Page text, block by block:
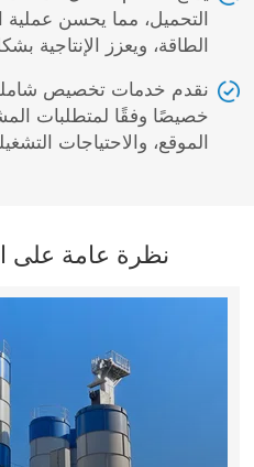
التحميل، مما يحسن عملية
الطاقة، ويعزز الإنتاجية
نقدم خدمات تخصيص
خصيصًا وفقًا لمتطلبات
الموقع، والاحتياجات
نظرة عامة على